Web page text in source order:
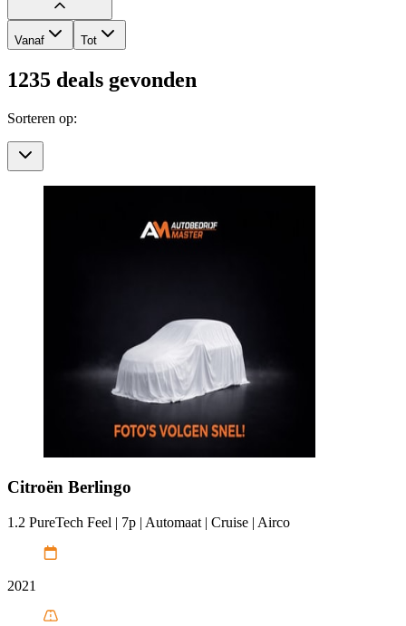
Vanaf Tot
1235 deals gevonden
Sorteren op:
Citroën Berlingo
1.2 PureTech Feel | 7p | Automaat | Cruise | Airco
2021